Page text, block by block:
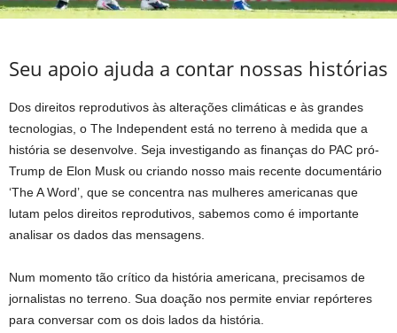
Seu apoio ajuda a contar nossas histórias
Dos direitos reprodutivos às alterações climáticas e às grandes
tecnologias, o The Independent está no terreno à medida que a
história se desenvolve. Seja investigando as finanças do PAC pró-
Trump de Elon Musk ou criando nosso mais recente documentário
‘The A Word’, que se concentra nas mulheres americanas que
lutam pelos direitos reprodutivos, sabemos como é importante
analisar os dados das mensagens.
Num momento tão crítico da história americana, precisamos de
jornalistas no terreno. Sua doação nos permite enviar repórteres
para conversar com os dois lados da história.